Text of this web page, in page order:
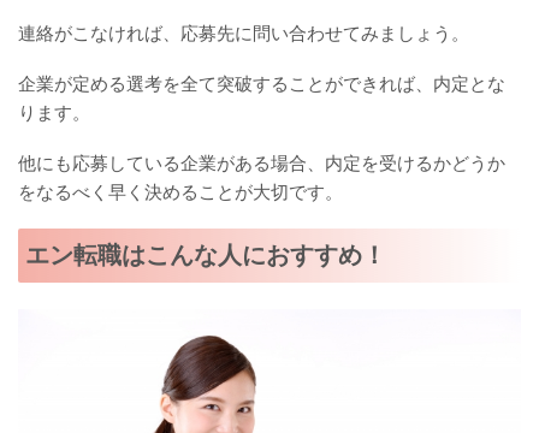
連絡がこなければ、応募先に問い合わせてみましょう。
企業が定める選考を全て突破することができれば、内定とな
ります。
他にも応募している企業がある場合、内定を受けるかどうか
をなるべく早く決めることが大切です。
エン転職はこんな人におすすめ！